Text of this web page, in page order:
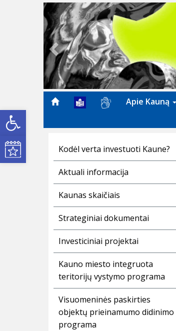
Open toolbar
Kultūros renginiai
Previous
Apie Kauną
Kodėl verta investuoti Kaune?
Aktuali informacija
Kaunas skaičiais
Strateginiai dokumentai
Investiciniai projektai
Kauno miesto integruota
teritorijų vystymo programa
Visuomeninės paskirties
objektų prieinamumo didinimo
programa